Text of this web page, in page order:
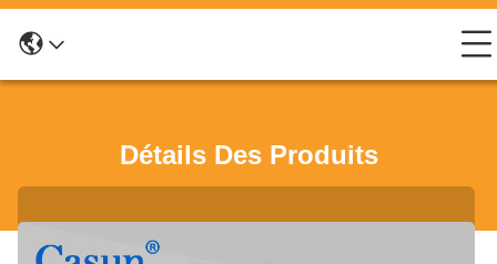
Détails Des Produits